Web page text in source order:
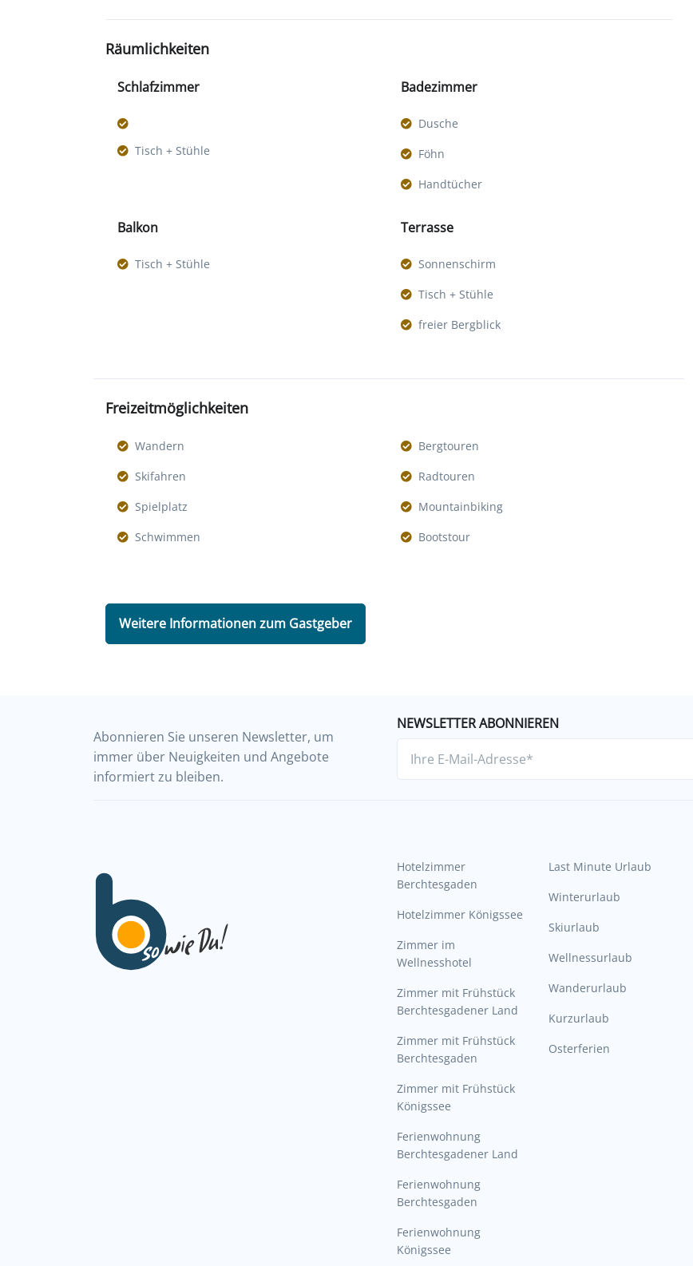
Räumlichkeiten
Schlafzimmer
Tisch + Stühle
Badezimmer
Dusche
Föhn
Handtücher
Balkon
Tisch + Stühle
Terrasse
Sonnenschirm
Tisch + Stühle
freier Bergblick
Freizeitmöglichkeiten
Wandern
Bergtouren
Skifahren
Radtouren
Spielplatz
Mountainbiking
Schwimmen
Bootstour
Weitere Informationen zum Gastgeber
Abonnieren Sie unseren Newsletter, um
immer über Neuigkeiten und Angebote
informiert zu bleiben.
NEWSLETTER ABONNIEREN
Hotelzimmer
Berchtesgaden
Hotelzimmer Königssee
Zimmer im
Wellnesshotel
Zimmer mit Frühstück
Berchtesgadener Land
Zimmer mit Frühstück
Berchtesgaden
Zimmer mit Frühstück
Königssee
Ferienwohnung
Berchtesgadener Land
Ferienwohnung
Berchtesgaden
Ferienwohnung
Königssee
Last Minute Urlaub
Winterurlaub
Skiurlaub
Wellnessurlaub
Wanderurlaub
Kurzurlaub
Osterferien